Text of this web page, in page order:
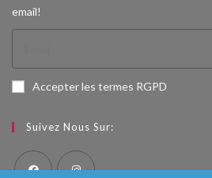
email!
Accepter les termes RGPD
Suivez Nous Sur: